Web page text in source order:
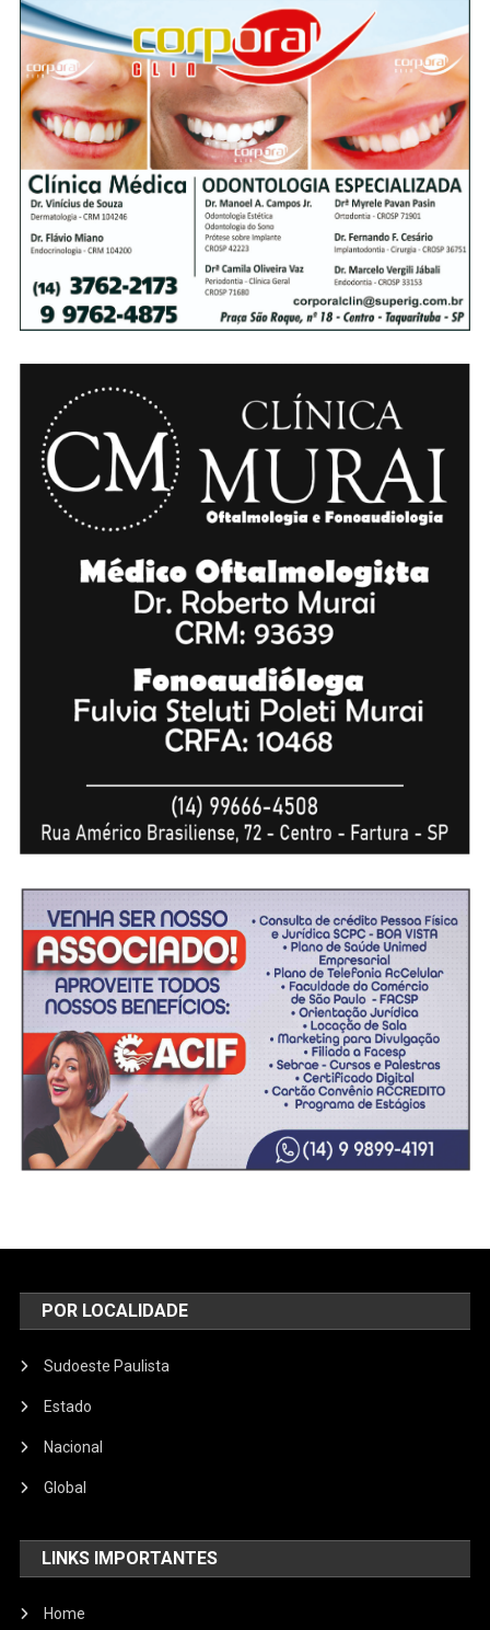
POR LOCALIDADE
Sudoeste Paulista
Estado
Nacional
Global
LINKS IMPORTANTES
Home